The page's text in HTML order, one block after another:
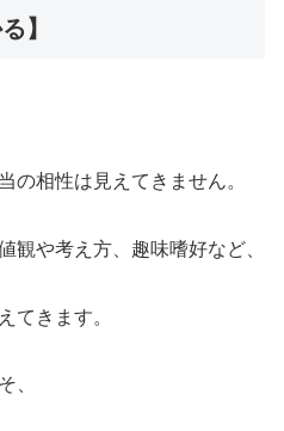
】
の相性は見えてきません。
観や考え方、趣味嗜好など、
てきます。
、